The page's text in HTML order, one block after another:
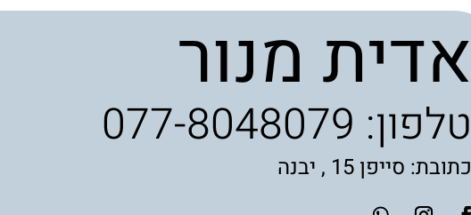
אדית מנור
טלפון:
כתובת: סייפן 15 , יבנה